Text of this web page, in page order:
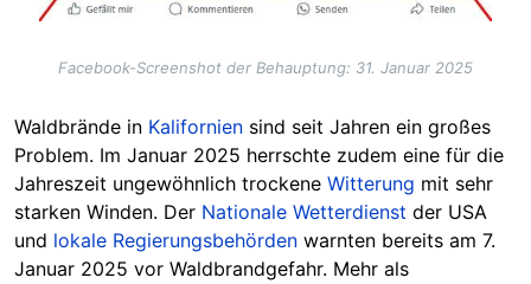
Facebook-Screenshot der Behauptung: 31. Januar 2025
Waldbrände in Kalifornien sind seit Jahren ein großes
Problem. Im Januar 2025 herrschte zudem eine für die
Jahreszeit ungewöhnlich trockene Witterung mit sehr
starken Winden. Der Nationale Wetterdienst der USA
und lokale Regierungsbehörden warnten bereits am 7.
Januar 2025 vor Waldbrandgefahr. Mehr als